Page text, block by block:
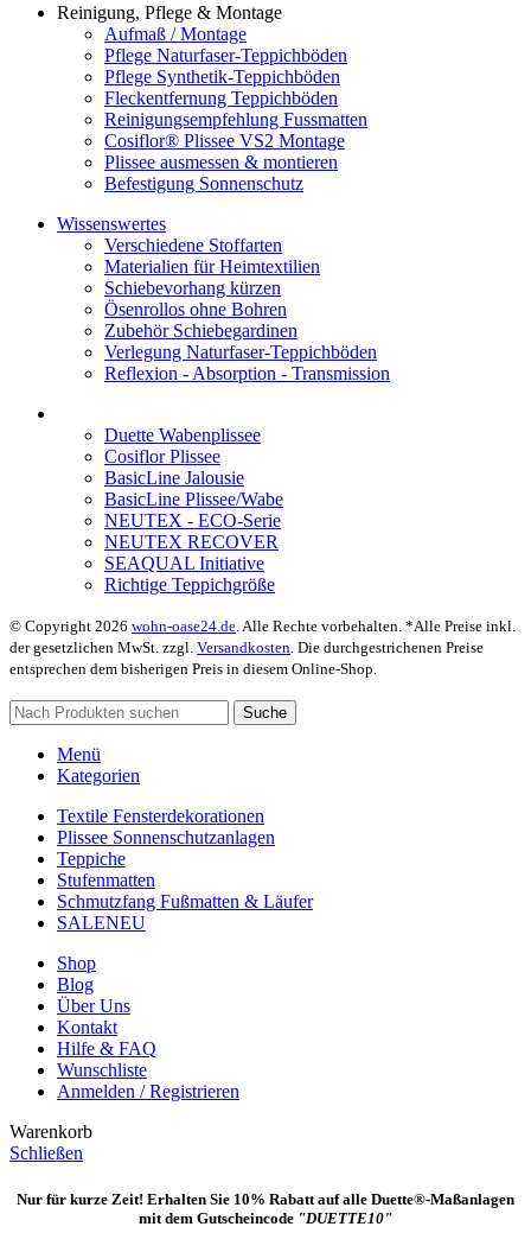
Reinigung, Pflege & Montage
Aufmaß / Montage
Pflege Naturfaser-Teppichböden
Pflege Synthetik-Teppichböden
Fleckentfernung Teppichböden
Reinigungsempfehlung Fussmatten
Cosiflor® Plissee VS2 Montage
Plissee ausmessen & montieren
Befestigung Sonnenschutz
Wissenswertes
Verschiedene Stoffarten
Materialien für Heimtextilien
Schiebevorhang kürzen
Ösenrollos ohne Bohren
Zubehör Schiebegardinen
Verlegung Naturfaser-Teppichböden
Reflexion - Absorption - Transmission
Duette Wabenplissee
Cosiflor Plissee
BasicLine Jalousie
BasicLine Plissee/Wabe
NEUTEX - ECO-Serie
NEUTEX RECOVER
SEAQUAL Initiative
Richtige Teppichgröße
© Copyright 2026 wohn-oase24.de . Alle Rechte vorbehalten. *Alle Preise inkl.
der gesetzlichen MwSt. zzgl. Versandkosten . Die durchgestrichenen Preise
entsprechen dem bisherigen Preis in diesem Online-Shop.
Suche
Menü
Kategorien
Textile Fensterdekorationen
Plissee Sonnenschutzanlagen
Teppiche
Stufenmatten
Schmutzfang Fußmatten & Läufer
SALENEU
Shop
Blog
Über Uns
Kontakt
Hilfe & FAQ
Wunschliste
Anmelden / Registrieren
Warenkorb
Schließen
Nur für kurze Zeit! Erhalten Sie 10% Rabatt auf alle Duette®-Maßanlagen
mit dem Gutscheincode "DUETTE10"